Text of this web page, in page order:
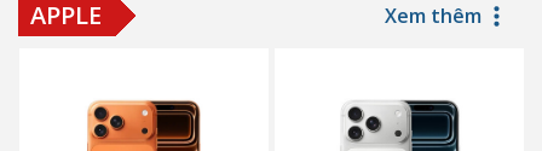
APPLE Xem thêm